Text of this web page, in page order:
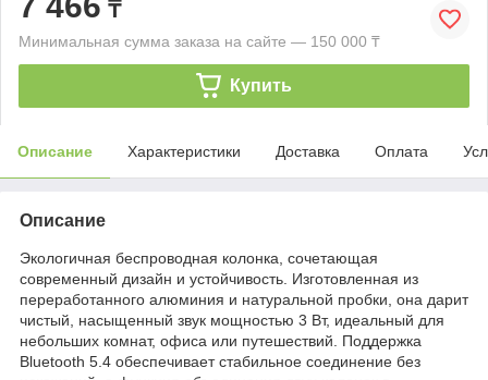
₸
Минимальная сумма заказа на сайте — 150 000 ₸
Купить
Описание Характеристики Доставка Оплата
Описание
Экологичная беспроводная колонка, сочетающая
современный дизайн и устойчивость. Изготовленная из
переработанного алюминия и натуральной пробки, она дарит
чистый, насыщенный звук мощностью 3 Вт, идеальный для
небольших комнат, офиса или путешествий. Поддержка
Bluetooth 5.4 обеспечивает стабильное соединение без